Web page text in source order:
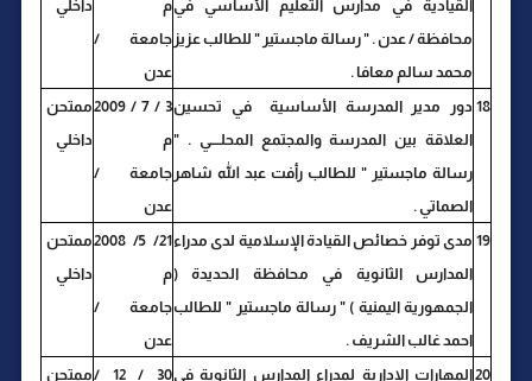
القيادية في مدارس التعليم الأساسي في
محافظة / عدن . " رسالة ماجستير " للطالب عزيز
محمد سالم معافا .
م
جامعة /
عدن
داخلي
18 دور مدير المدرسة الأساسية في تحسين
العلاقة بين المدرسة والمجتمع المحلــــي . "
رسالة ماجستير " للطالب رأفت عبد الله شاهر
الصماتي .
3 / 7 / 2009
م
جامعة /
عدن
ممتحن
داخلي
19 مدى توفر خصائص القيادة الإسلامية لدى مدراء
المدارس الثانوية في محافظة الحديدة (
الجمهورية اليمنية ) " رسالة ماجستير " للطالب
احمد غالب الشريف .
21/ 5/ 2008
م
جامعة /
عدن
ممتحن
داخلي
20المهارات الإدارية لمدراء المدارس الثانوية في
30 / 12 /ممتحن